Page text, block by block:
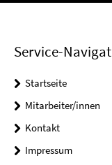
Service-
Startseite
Mitarbeiter/innen
Kontakt
Impressum